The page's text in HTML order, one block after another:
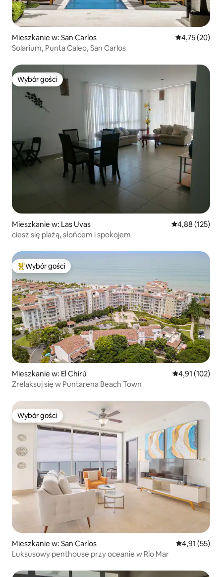
Mieszkanie w: San Carlos Średnia
4,75 (20)
Solarium, Punta Caleo, San Carlos
Wybór gości
Wybór gości
Mieszkanie w: Las Uvas Średnia
4,88 (125)
ciesz się plażą, słońcem i spokojem
Najpopularniejsze z kategorii Wybór gości
Wybór gości
Mieszkanie w: El Chirú Średnia
4,91 (102)
Zrelaksuj się w Puntarena Beach Town
Wybór gości
Wybór gości
Mieszkanie w: San Carlos Średnia
4,91 (55)
Luksusowy penthouse przy oceanie w Rio Mar